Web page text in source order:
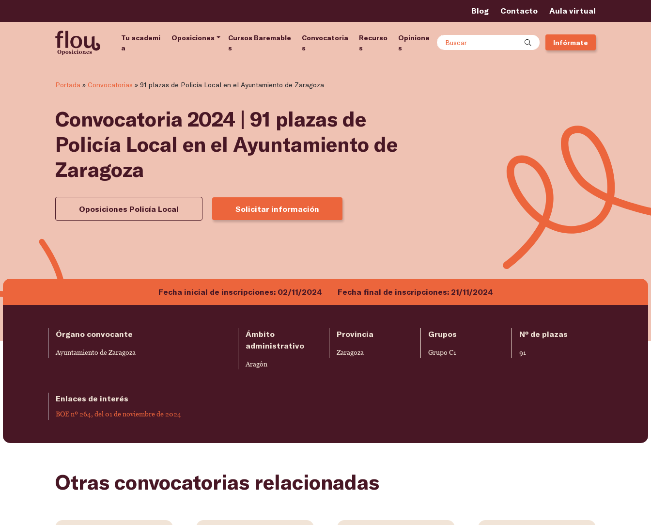
Blog Contacto Aula virtual
Tu academi
a
Oposiciones
Cursos Baremable
s
Convocatoria
s
Recurso
s
Opinione
s
Buscar Infórmate
Portada » Convocatorias » 91 plazas de Policía Local en el Ayuntamiento de Zaragoza
Convocatoria 2024 | 91 plazas de
Policía Local en el Ayuntamiento de
Zaragoza
Oposiciones Policía Local Solicitar información
Fecha inicial de inscripciones: 02/11/2024 Fecha final de inscripciones: 21/11/2024
Órgano convocante
Ayuntamiento de Zaragoza
Ámbito
administrativo
Aragón
Provincia
Zaragoza
Grupos
Grupo C1
Nº de plazas
91
Enlaces de interés
BOE nº 264, del 01 de noviembre de 2024
Otras convocatorias relacionadas